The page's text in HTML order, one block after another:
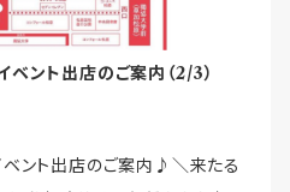
ント出店のご案内（2/3）
ント出店のご案内♪＼来たる